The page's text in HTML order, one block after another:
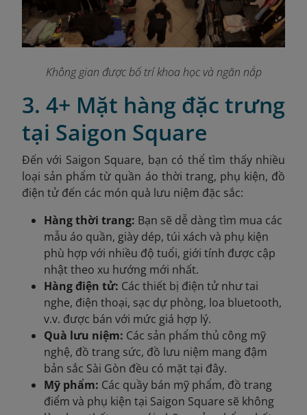
Không gian được bố trí khoa học và ngăn nắp
3. 4+ Mặt hàng đặc trưng
tại Saigon Square
Đến với Saigon Square, bạn có thể tìm thấy nhiều
loại sản phẩm từ quần áo thời trang, phụ kiện, đồ
điện tử đến các món quà lưu niệm đặc sắc:
Hàng thời trang: Bạn sẽ dễ dàng tìm mua các
mẫu áo quần, giày dép, túi xách và phụ kiện
phù hợp với nhiều độ tuổi, giới tính được cập
nhật theo xu hướng mới nhất.
Hàng điện tử: Các thiết bị điện tử như tai
nghe, điện thoại, sạc dự phòng, loa bluetooth,
v.v. được bán với mức giá hợp lý.
Quà lưu niệm: Các sản phẩm thủ công mỹ
nghệ, đồ trang sức, đồ lưu niệm mang đậm
bản sắc Sài Gòn đều có mặt tại đây.
Mỹ phẩm: Các quầy bán mỹ phẩm, đồ trang
điểm và phụ kiện tại Saigon Square sẽ không